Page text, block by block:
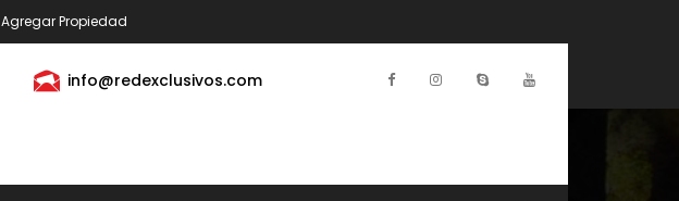
Agregar Propiedad
info@redexclusivos.com